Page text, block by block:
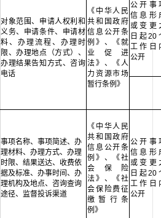
对象范围、申请人权利和
义务、申请条件、申请材
料、办理流程、办理时
限、办理地点（方式）、
办理结果告知方式、咨询
电话
《中华人民
共和国政府
信息公开条
例》、《就
业促进
法》、《人
力资源市场
暂行条例》
公开事
信息形
或变更
日起20
工作日
公开
事项名称、事项简述、办
理材料、办理方式、办理
时限、结果送达、收费依
据及标准、办事时间、办
理机构及地点、咨询查询
途径、监督投诉渠道
《中华人民
共和国政府
信息公开条
例》、《社
会保险
法》、《社
会保险费征
缴暂行条
例》
公开事
信息形
或变更
日起20
工作日
公开